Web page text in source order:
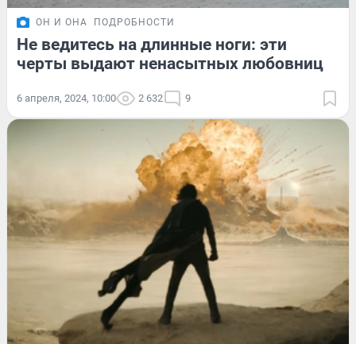
ОН И ОНА ПОДРОБНОСТИ
Не ведитесь на длинные ноги: эти
черты выдают ненасытных любовниц
6 апреля, 2024, 10:00 2 632 9